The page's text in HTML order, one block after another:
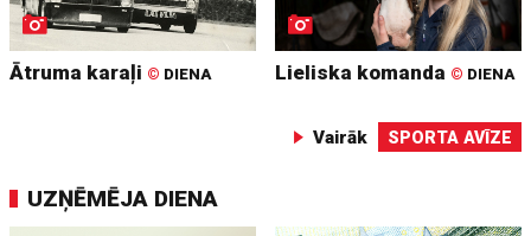
Ātruma karaļi © DIENA Lieliska komanda © DIENA
Vairāk SPORTA AVĪZE
UZŅĒMĒJA DIENA